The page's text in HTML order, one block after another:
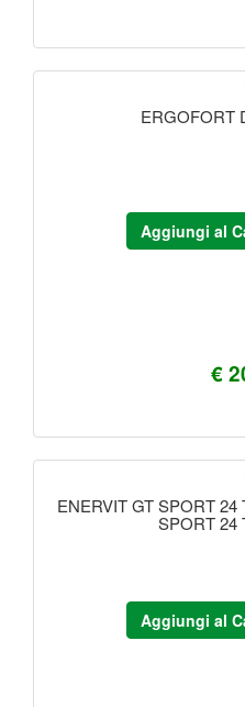
ERGOFORT
€
Aggiungi al
ENERVIT GT SPORT 24
SPORT 24
Aggiungi al